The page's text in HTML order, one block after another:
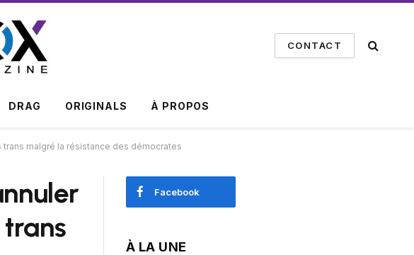
CONTACT
DRAG ORIGINALS À PROPOS
malgré la résistance des démocrates
Facebook
À LA UNE